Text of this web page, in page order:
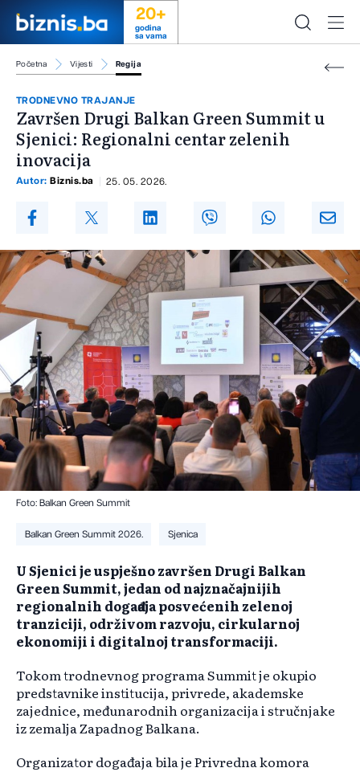
20+
godina
sa vama
Početna Vijesti Regija
TRODNEVNO TRAJANJE
Završen Drugi Balkan Green Summit u
Sjenici: Regionalni centar zelenih
inovacija
Autor: Biznis.ba 25. 05. 2026.
Foto: Balkan Green Summit
Balkan Green Summit 2026. Sjenica
U Sjenici je uspješno završen Drugi Balkan
Green Summit, jedan od najznačajnijih
regionalnih događaja posvećenih zelenoj
tranziciji, održivom razvoju, cirkularnoj
ekonomiji i digitalnoj transformaciji.
Tokom trodnevnog programa Summit je okupio
predstavnike institucija, privrede, akademske
zajednice, međunarodnih organizacija i stručnjake
iz zemalja Zapadnog Balkana.
Organizator događaja bila je Privredna komora